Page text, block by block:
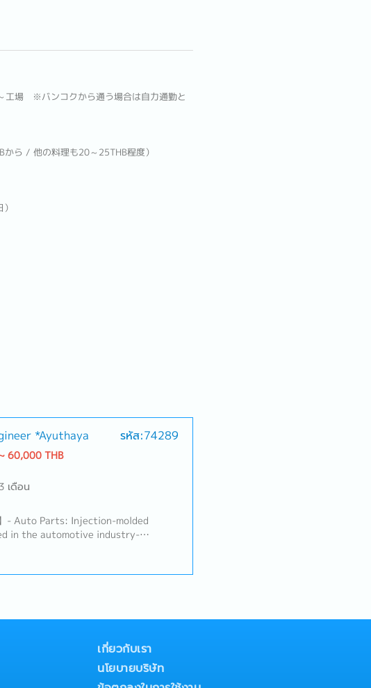
工場 ※バンコクから通う場合は自力通勤と
ら / 他の料理も20～25THB程度）
*Ayuthaya รหัส:74289
60,000 THB
เดือน
- Auto Parts: Injection-molded
in the automotive industry-
【Job Responsibilities】- Handle
production efficiency- Analyze
the production, quality, and
to resolve technical issues-
parameters, tools, and workflows to
เกี่ยวกับเรา
นโยบายบริษัท